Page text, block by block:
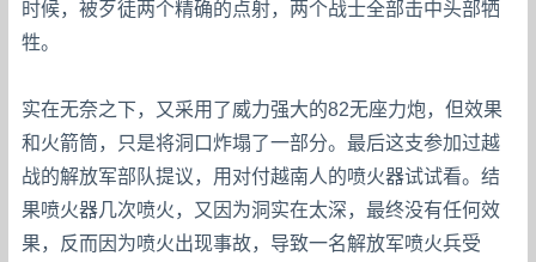
时候，被歹徒两个精确的点射，两个战士全部击中头部牺
牲。
实在无奈之下，又采用了威力强大的82无座力炮，但效果
和火箭筒，只是将洞口炸塌了一部分。最后这支参加过越
战的解放军部队提议，用对付越南人的喷火器试试看。结
果喷火器几次喷火，又因为洞实在太深，最终没有任何效
果，反而因为喷火出现事故，导致一名解放军喷火兵受